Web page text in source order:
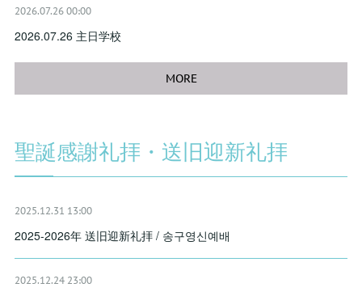
2026.07.26 00:00
2026.07.26 主日学校
MORE
聖誕感謝礼拝・送旧迎新礼拝
2025.12.31 13:00
2025-2026年 送旧迎新礼拝 / 송구영신예배
2025.12.24 23:00